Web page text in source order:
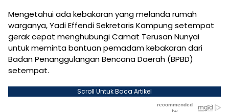
Mengetahui ada kebakaran yang melanda rumah
warganya, Yadi Effendi Sekretaris Kampung setempat
gerak cepat menghubungi Camat Terusan Nunyai
untuk meminta bantuan pemadam kebakaran dari
Badan Penanggulangan Bencana Daerah (BPBD)
setempat.
Scroll Untuk Baca Artikel